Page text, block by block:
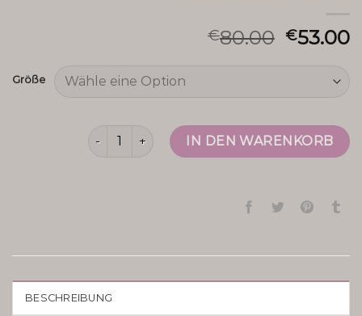
€80.00 €53.00
Größe
new balance 550 beige Menge
IN DEN WARENKORB
BESCHREIBUNG